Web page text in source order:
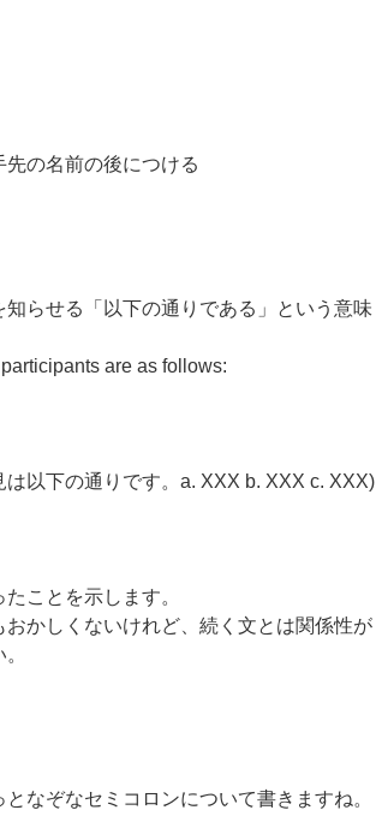
の名前の後につける
らせる「以下の通りである」という意味
are as follows:
は以下の通りです。a. XXX b. XXX c. XXX)
ことを示します。
かしくないけれど、続く文とは関係性が
なぞなセミコロンについて書きますね。